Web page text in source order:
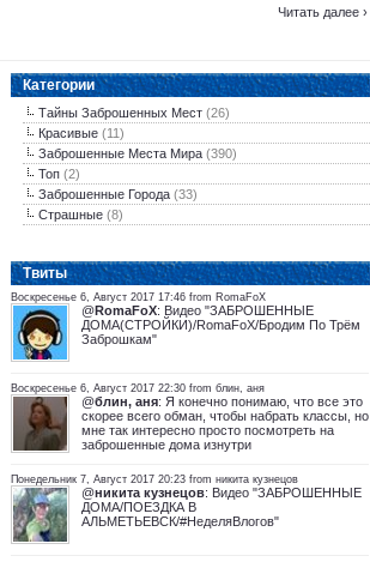
Читать далее ›
Категории
Тайны Заброшенных Мест (26)
Красивые (11)
Заброшенные Места Мира (390)
Топ (2)
Заброшенные Города (33)
Страшные (8)
Tвиты
Воскресенье 6, Август 2017 17:46 from RomaFoX
@RomaFoX: Видео "ЗАБРОШЕННЫЕ
ДОМА(СТРОЙКИ)/RomaFoX/Бродим По Трём
Заброшкам"
Воскресенье 6, Август 2017 22:30 from блин, аня
@блин, аня: Я конечно понимаю, что все это
скорее всего обман, чтобы набрать классы, но
мне так интересно просто посмотреть на
заброшенные дома изнутри
Понедельник 7, Август 2017 20:23 from никита кузнецов
@никита кузнецов: Видео "ЗАБРОШЕННЫЕ
ДОМА/ПОЕЗДКА В
АЛЬМЕТЬЕВСК/#НеделяВлогов"